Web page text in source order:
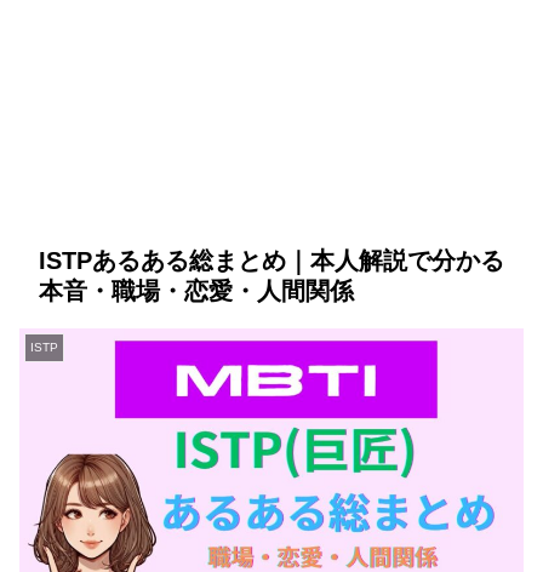
ISTPあるある総まとめ｜本人解説で分かる
本音・職場・恋愛・人間関係
ISTP